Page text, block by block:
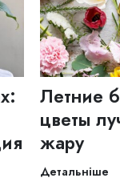
Летние
цветы
жару
Детальніше